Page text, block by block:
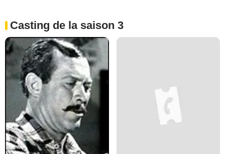
Casting de la saison 3